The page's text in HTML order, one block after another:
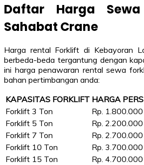
Daftar Harga
Sahabat Crane
Harga rental Forklift di Kebayoran
berbeda-beda tergantung dengan
ini harga penawaran rental sewa
bahan pertimbangan anda:
KAPASITAS FORKLIFT HARGA
Forklift 3 Ton
Rp. 1.800.000
Forklift 5 Ton
Rp. 2.200.000
Forklift 7 Ton
Rp. 2.700.000
Forklift 10 Ton
Rp. 3.700.000
Forklift 15 Ton
Rp. 4.700.000